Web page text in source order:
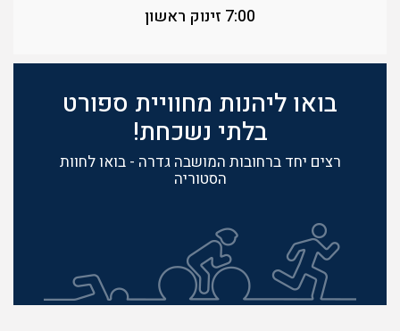
7:00 זינוק ראשון
בואו ליהנות מחוויית ספורט
בלתי נשכחת!
רצים יחד ברחובות המושבה גדרה - בואו לחוות
הסטוריה